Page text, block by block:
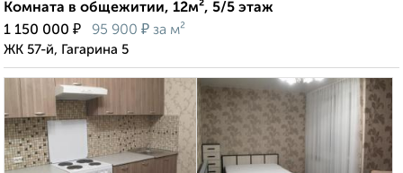
Комната в общежитии, 12м², 5/5 этаж
1 150 000 ₽ 95 900 ₽ за м²
ЖК 57-й, Гагарина 5